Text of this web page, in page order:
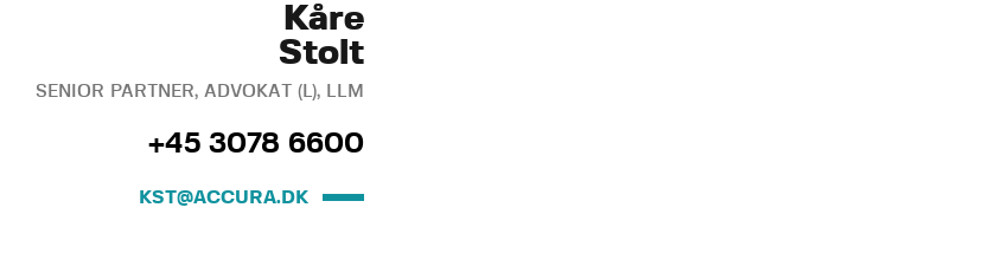
Kåre
Stolt
SENIOR PARTNER, ADVOKAT (L), LLM
+45 3078 6600
KST@ACCURA.DK